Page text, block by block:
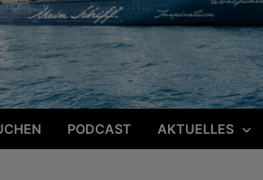
PODCAST AKTUELLES